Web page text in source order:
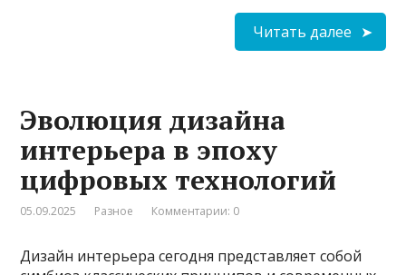
Читать далее
Эволюция дизайна
интерьера в эпоху
цифровых технологий
05.09.2025 Разное Комментарии: 0
Дизайн интерьера сегодня представляет собой